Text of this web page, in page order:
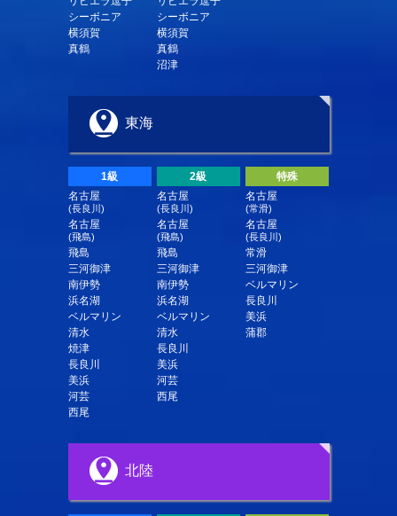
シーボニア
横須賀
真鶴
シーボニア
横須賀
真鶴
沼津
東海
1級
名古屋
(長良川)
名古屋
(飛島)
飛島
三河御津
南伊勢
浜名湖
ベルマリン
清水
焼津
長良川
美浜
河芸
西尾
2級
名古屋
(長良川)
名古屋
(飛島)
飛島
三河御津
南伊勢
浜名湖
ベルマリン
清水
長良川
美浜
河芸
西尾
特殊
名古屋
(常滑)
名古屋
(長良川)
常滑
三河御津
ベルマリン
長良川
美浜
蒲郡
北陸